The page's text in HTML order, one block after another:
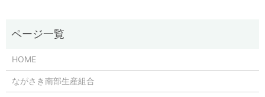
HOME
ながさき南部生産組合